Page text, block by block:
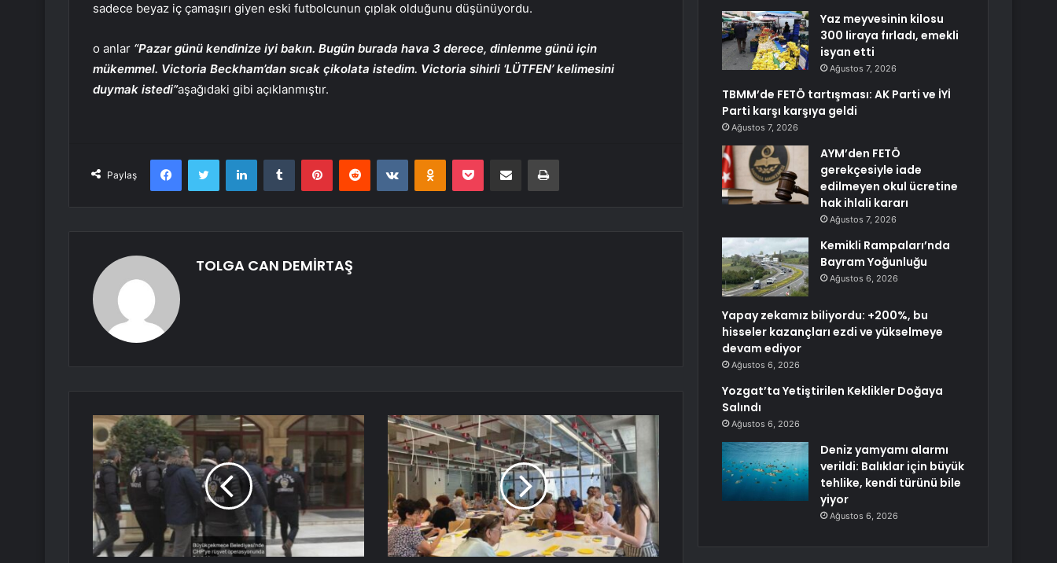
sadece beyaz iç çamaşırı giyen eski futbolcunun çıplak olduğunu düşünüyordu.
o anlar “Pazar günü kendinize iyi bakın. Bugün burada hava 3 derece, dinlenme günü için
mükemmel. Victoria Beckham’dan sıcak çikolata istedim. Victoria sihirli ‘LÜTFEN’ kelimesini
duymak istedi”aşağıdaki gibi açıklanmıştır.
Paylaş
FacebookTwitter LinkedInTumblr PinterestReddit VKontakteOdnoklassniki
Pocket E-Posta ile paylaş Yazdır
TOLGA CAN DEMİRTAŞ
Yaz meyvesinin kilosu
300 liraya fırladı, emekli
isyan etti
Ağustos 7, 2026
TBMM’de FETÖ tartışması: AK Parti ve İYİ
Parti karşı karşıya geldi
Ağustos 7, 2026
AYM’den FETÖ
gerekçesiyle iade
edilmeyen okul ücretine
hak ihlali kararı
Ağustos 7, 2026
Kemikli Rampaları’nda
Bayram Yoğunluğu
Ağustos 6, 2026
Yapay zekamız biliyordu: +200%, bu
hisseler kazançları ezdi ve yükselmeye
devam ediyor
Ağustos 6, 2026
Yozgat’ta Yetiştirilen Keklikler Doğaya
Salındı
Ağustos 6, 2026
Deniz yamyamı alarmı
verildi: Balıklar için büyük
tehlike, kendi türünü bile
yiyor
Ağustos 6, 2026